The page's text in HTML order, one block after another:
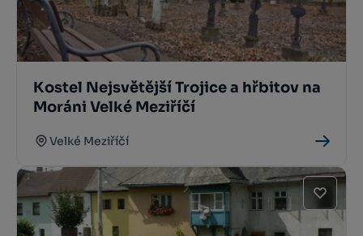
Kostel Nejsvětější Trojice a hřbitov na
Moráni Velké Meziříčí
Velké Meziříčí